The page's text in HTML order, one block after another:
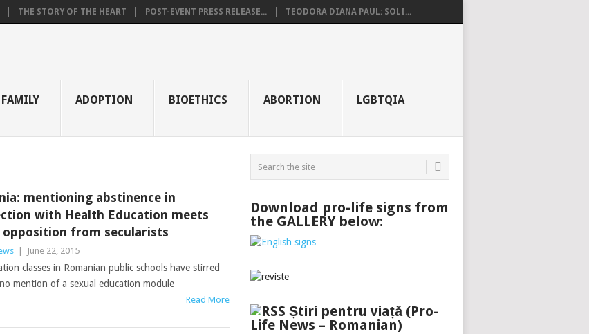
THE STORY OF THE HEART POST-EVENT PRESS RELEASE... TEODORA DIANA PAUL: SOLI...
FAMILY ADOPTION BIOETHICS ABORTION LGBTQIA
mentioning abstinence in
with Health Education meets
opposition from secularists
June 22, 2015
classes in Romanian public schools have stirred
mention of a sexual education module
Read More
Download pro-life signs from
the GALLERY below:
Știri pentru viață (Pro-
Life News – Romanian)